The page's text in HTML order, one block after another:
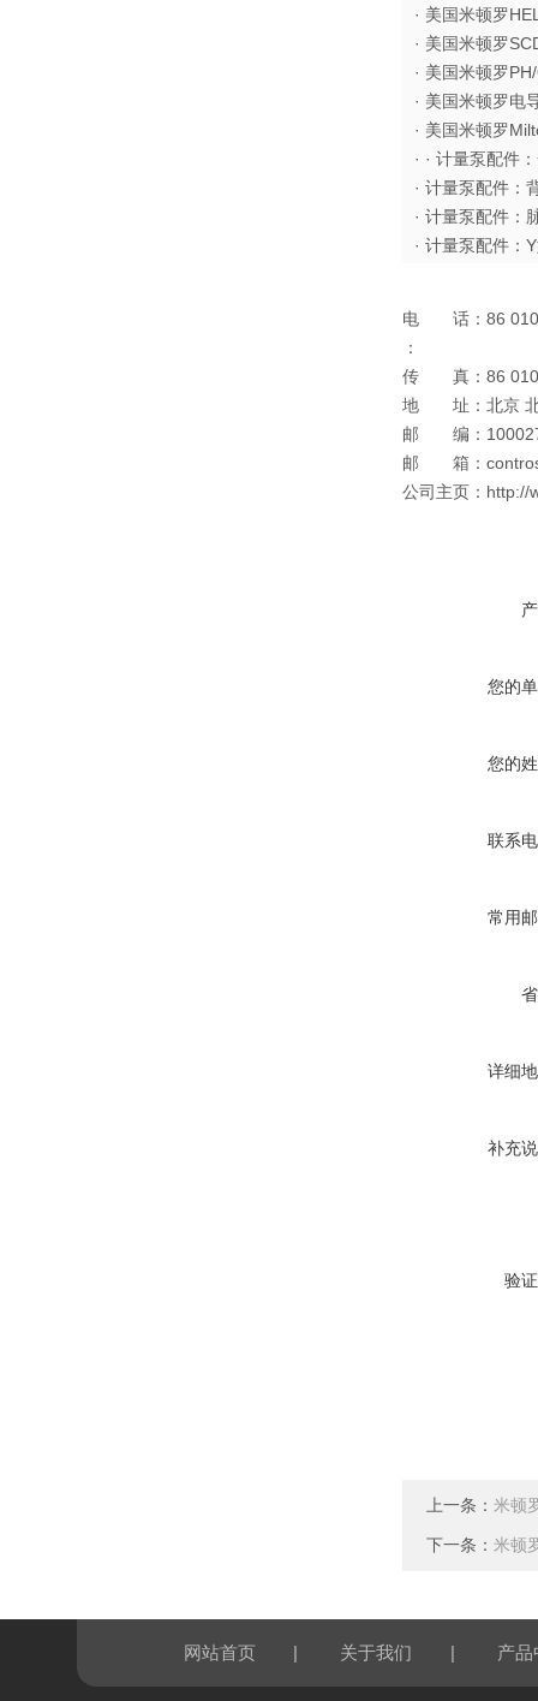
· 美国米顿罗
· 美国米顿罗
· 美国米顿罗
· 美国米顿罗电
· 美国米顿罗
· · 计量泵配件
· 计量泵配件：
· 计量泵配件：
· 计量泵配件：
电 话：86 010
：
传 真：86 010
地 址：北京 北
邮 编：
邮 箱：
公司主页：http://
您的
您的
联系
常用
详细
补充
验
上一条： 米顿
下一条： 米顿
网站首页 | 关于我们 | 产品